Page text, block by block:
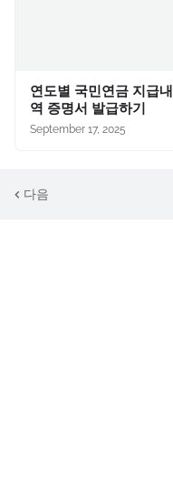
연도별 국민연금 지급내
역 증명서 발급하기
September 17, 2025
다음